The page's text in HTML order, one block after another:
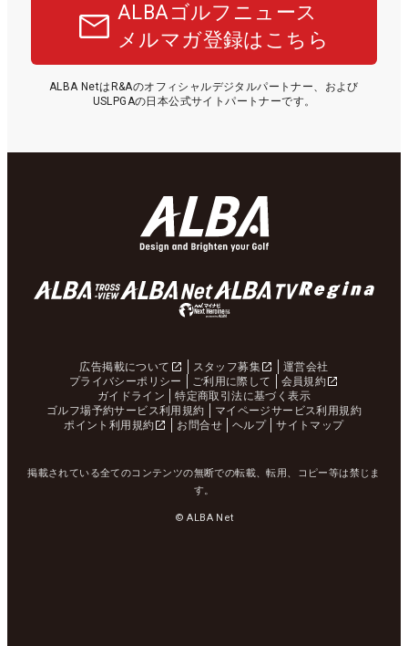
ALBAゴルフニュース
メルマガ登録はこちら
ALBA NetはR&Aのオフィシャルデジタルパートナー、および
USLPGAの日本公式サイトパートナーです。
広告掲載について スタッフ募集
運営会社
プライバシーポリシー
ご利用に際して
会員規約
ガイドライン
特定商取引法に基づく表示
ゴルフ場予約サービス利用規約
マイページサービス利用規約
ポイント利用規約
お問合せ ヘルプ サイトマップ
掲載されている全てのコンテンツの無断での転載、転用、コピー等は禁じま
す。
© ALBA Net